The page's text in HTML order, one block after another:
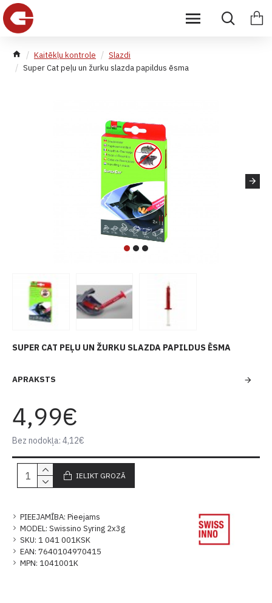
Kaitēkļu kontrole
Slazdi
Super Cat peļu un žurku slazda papildus ēsma
SUPER CAT PEĻU UN ŽURKU SLAZDA PAPILDUS ĒSMA
APRAKSTS
PIEEJAMĪBA: Pieejams
MODEL: Swissino Syring 2x3g
SKU: 1 041 001KSK
EAN: 7640104970415
MPN: 1041001K
4,99€
Bez nodokļa: 4,12€
IELIKT GROZĀ